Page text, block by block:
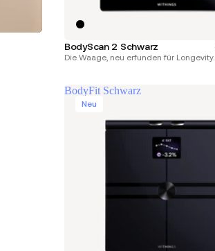
BodyScan 2 Schwarz
Die Waage, neu erfunden für Longevity.
BodyFit Schwarz
Neu